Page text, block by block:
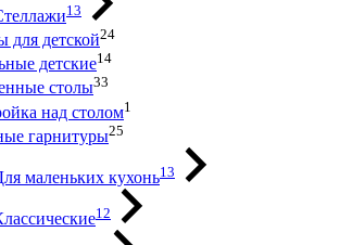
13
для детской24
детские14
столы33
над столом1
гарнитуры25
маленьких кухонь13
12